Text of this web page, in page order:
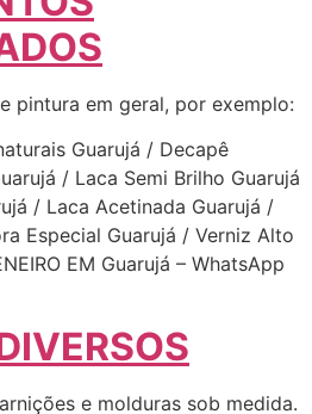
pintura em geral, por exemplo:
Guarujá / Decapê
/ Laca Semi Brilho Guarujá
/ Laca Acetinada Guarujá /
Especial Guarujá / Verniz Alto
EM Guarujá – WhatsApp
e molduras sob medida.